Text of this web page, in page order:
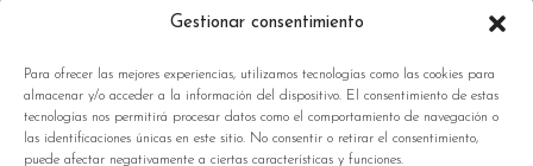
Gestionar consentimiento
Para ofrecer las mejores experiencias, utilizamos tecnologías como las cookies para
almacenar y/o acceder a la información del dispositivo. El consentimiento de estas
tecnologías nos permitirá procesar datos como el comportamiento de navegación o
las identificaciones únicas en este sitio. No consentir o retirar el consentimiento,
puede afectar negativamente a ciertas características y funciones.
Política de Cookies
Avisos Legales